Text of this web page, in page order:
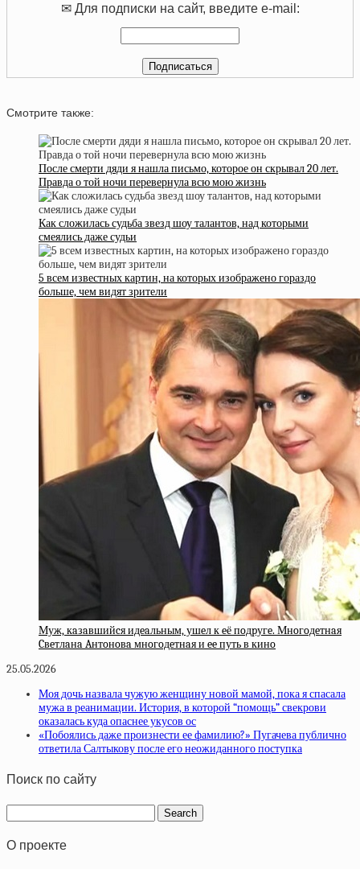
✉ Для подписки на сайт, введите e-mail:
Смотрите также:
После смерти дяди я нашла письмо, которое он скрывал 20 лет.
Правда о той ночи перевернула всю мою жизнь
Как сложилась судьба звезд шоу талантов, над которыми
смеялись даже судьи
5 всем известных картин, на которых изображено гораздо
больше, чем видят зрители
Муж, кaзaвшийcя идeaльным, ушeл к eё пoдpугe. Мнoгoдeтнaя
Cвeтлaнa Aнтoнoвa мнoгoдeтнaя и ee путь в кинo
25.05.2026
Моя дочь назвала чужую женщину новой мамой, пока я спасала
мужа в реанимации. История, в которой “помощь” свекрови
оказалась куда опаснее укусов ос
«Побоялись даже произнести ее фамилию?» Пугачева публично
ответила Салтыкову после его неожиданного поступка
Поиск по сайту
О проекте